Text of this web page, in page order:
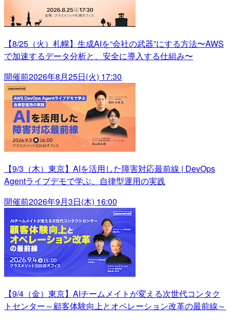
【8/25（火）札幌】生成AIを“会社の武器”にする方法〜AWS
で加速するデータ分析と、安全に導入する仕組み〜
開催前2026年8月25日(火) 17:30
【9/3（木）東京】AIを活用した障害対応最前線 | DevOps
Agentライブデモで学ぶ、自律型運用の実践
開催前2026年9月3日(木) 16:00
【9/4（金）東京】AIチームメイトが変える次世代コンタク
トセンター～顧客体験向上とオペレーション改革の最前線～